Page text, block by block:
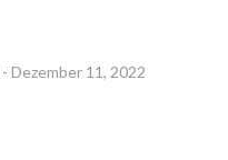
- Dezember 11, 2022